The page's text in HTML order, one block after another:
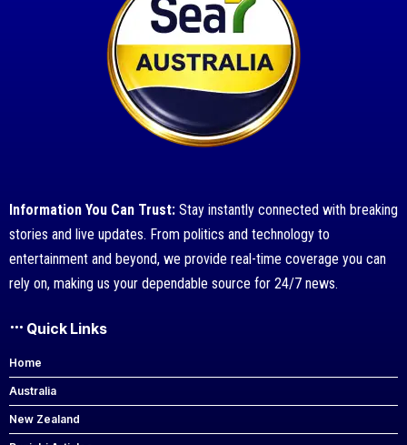
Information You Can Trust: Stay instantly connected with breaking
stories and live updates. From politics and technology to
entertainment and beyond, we provide real-time coverage you can
rely on, making us your dependable source for 24/7 news.
Quick Links
Home
Australia
New Zealand